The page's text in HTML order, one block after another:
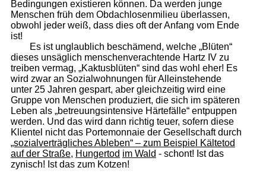
Bedingungen existieren können. Da werden junge
Menschen früh dem Obdachlosenmilieu überlassen,
obwohl jeder weiß, dass dies oft der Anfang vom Ende
ist!
Es ist unglaublich beschämend, welche „Blüten“
dieses unsäglich menschenverachtende Hartz IV zu
treiben vermag, „Kaktusblüten“ sind das wohl eher! Es
wird zwar an Sozialwohnungen für Alleinstehende
unter 25 Jahren gespart, aber gleichzeitig wird eine
Gruppe von Menschen produziert, die sich im späteren
Leben als „betreuungsintensive Härtefälle“ entpuppen
werden. Und das wird dann richtig teuer, sofern diese
Klientel nicht das Portemonnaie der Gesellschaft durch
„sozialverträgliches Ableben“ – zum Beispiel Kältetod
auf der Straße, Hungertod im Wald - schont! Ist das
zynisch! Ist das zum Kotzen!